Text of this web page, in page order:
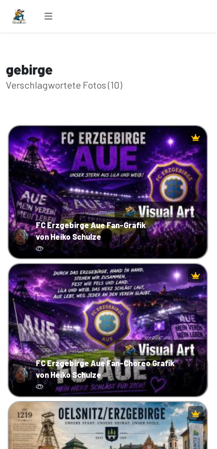
gebirge
Verschlagwortete Fotos (10)
FC Erzgebirge Aue Fan-Grafik
von Heiko Schulze
FC Erzgebirge Aue Fan-Choreo Grafik
von Heiko Schulze